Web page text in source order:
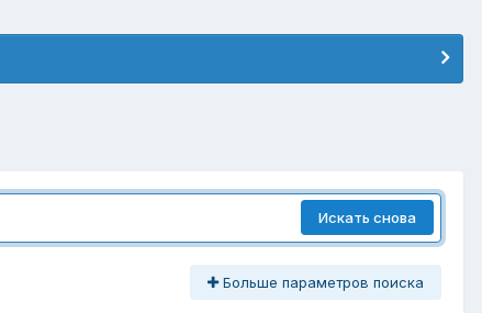
Искать снова
Больше параметров поиска